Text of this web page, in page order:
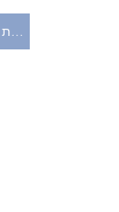
לקביעת פגישת ייעוץ טלפונית ללא התחייבות